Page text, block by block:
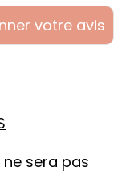
votre avis
sera pas